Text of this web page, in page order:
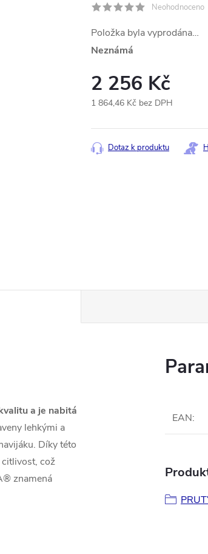
Neohodnoceno
Položka byla vyprodána…
Neznámá
2 256 Kč
1 864,46 Kč bez DPH
cena:
Dotaz k produktu
a je nabitá
lehkými a
Díky této
což
znamená
EAN: